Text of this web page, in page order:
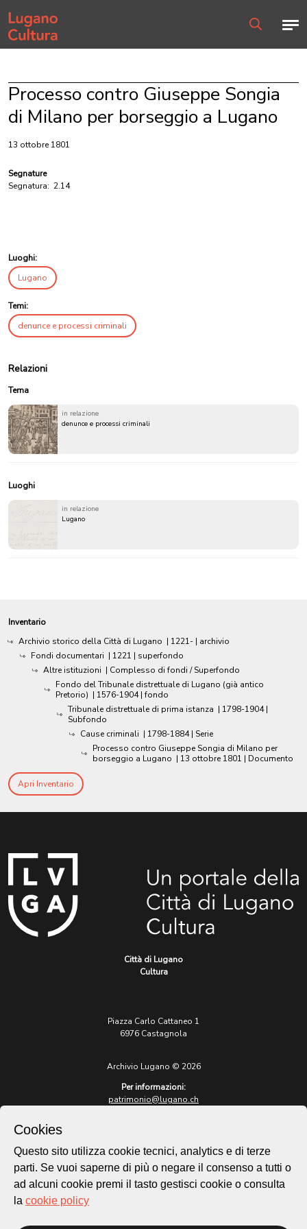
Home page
Processo contro Giuseppe Songia
di Milano per borseggio a Lugano
13 ottobre 1801
Segnature
Segnatura: 2.14
Luoghi:
Lugano
Temi:
denunce e processi criminali
Relazioni
Tema
in relazione
denunce e processi criminali
Luoghi
in relazione
Lugano
Inventario
Archivio storico della Città di Lugano | 1221- | archivio
Fondi documentari | 1221 | superfondo
Altre istituzioni | Complesso di fondi / Superfondo
Fondo del Tribunale distrettuale di Lugano (già antico
Pretorio) | 1576-1904 | fondo
Tribunale distrettuale di prima istanza | 1798-1904 |
Subfondo
Cause criminali | 1798-1884 | Serie
Processo contro Giuseppe Songia di Milano per
borseggio a Lugano | 13 ottobre 1801 | Documento
Apri Inventario
Città di Lugano
Cultura
Piazza Carlo Cattaneo 1
6976 Castagnola
Archivio Lugano © 2026
Per informazioni:
patrimonio@lugano.ch
lugano.ch
Cookie policy
Cookies
Questo sito utilizza cookie tecnici, analytics e di terze
parti. Se vuoi saperne di più o negare il consenso a tutti o
ad alcuni cookie premi il tasto gestisci cookie o consulta
la cookie policy